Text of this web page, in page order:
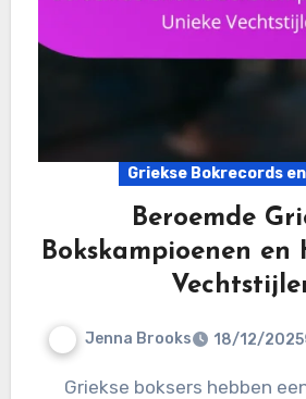
Griekse Bokrecords
Beroemde
Bokskampioenen en
Jenna Brooks 18/12/2025
Griekse boksers hebben een opmerkelijke